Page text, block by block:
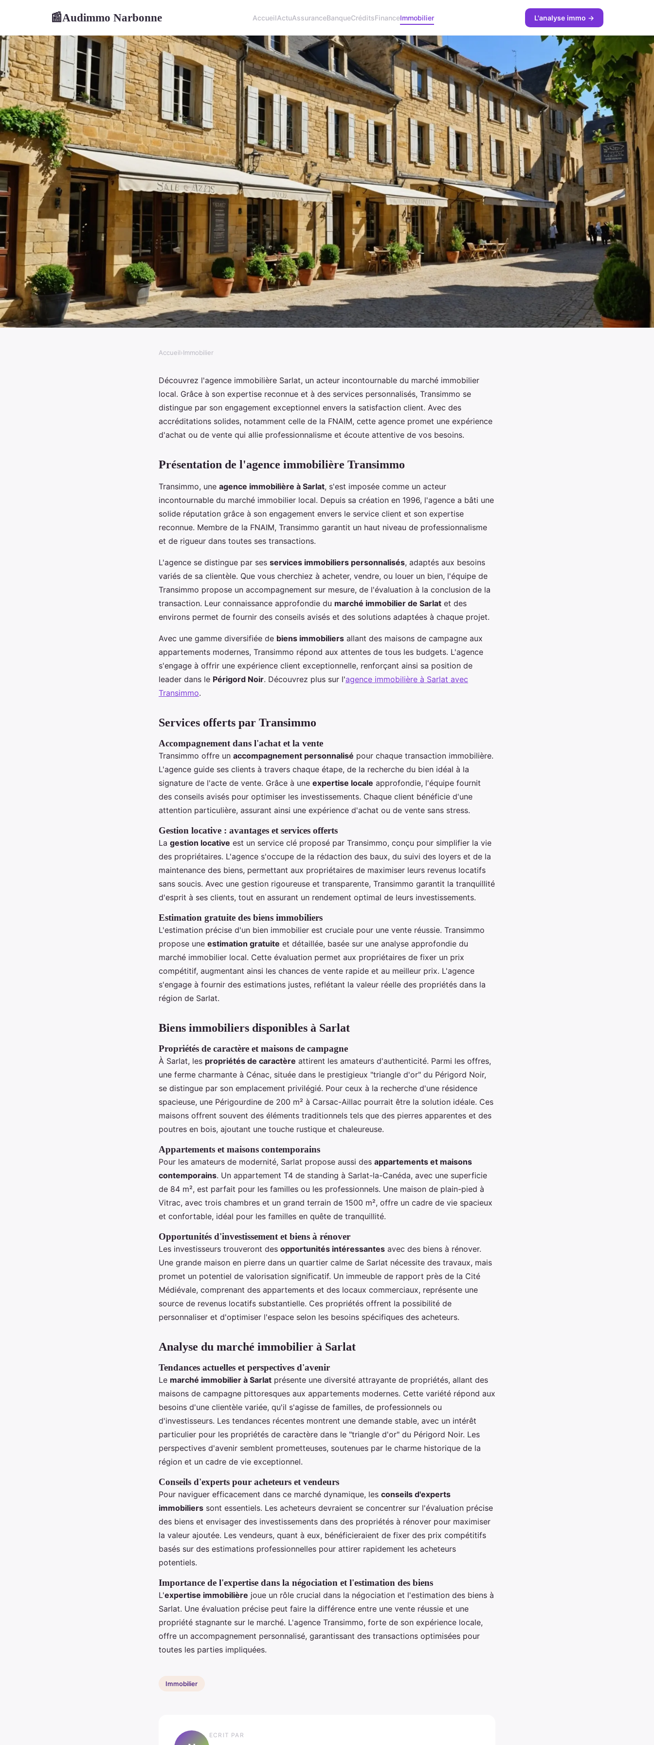
📰Audimmo Narbonne AccueilActuAssuranceBanqueCréditsFinanceImmobilier L'analyse immo →
Découvrez l'agence immobilière sarlat :
expertise et services personnalisés
Accueil›Immobilier
Découvrez l'agence immobilière Sarlat, un acteur incontournable du marché immobilier
local. Grâce à son expertise reconnue et à des services personnalisés, Transimmo se
distingue par son engagement exceptionnel envers la satisfaction client. Avec des
accréditations solides, notamment celle de la FNAIM, cette agence promet une expérience
d'achat ou de vente qui allie professionnalisme et écoute attentive de vos besoins.
Présentation de l'agence immobilière Transimmo
Transimmo, une agence immobilière à Sarlat, s'est imposée comme un acteur
incontournable du marché immobilier local. Depuis sa création en 1996, l'agence a bâti une
solide réputation grâce à son engagement envers le service client et son expertise
reconnue. Membre de la FNAIM, Transimmo garantit un haut niveau de professionnalisme
et de rigueur dans toutes ses transactions.
L'agence se distingue par ses services immobiliers personnalisés, adaptés aux besoins
variés de sa clientèle. Que vous cherchiez à acheter, vendre, ou louer un bien, l'équipe de
Transimmo propose un accompagnement sur mesure, de l'évaluation à la conclusion de la
transaction. Leur connaissance approfondie du marché immobilier de Sarlat et des
environs permet de fournir des conseils avisés et des solutions adaptées à chaque projet.
Avec une gamme diversifiée de biens immobiliers allant des maisons de campagne aux
appartements modernes, Transimmo répond aux attentes de tous les budgets. L'agence
s'engage à offrir une expérience client exceptionnelle, renforçant ainsi sa position de
leader dans le Périgord Noir. Découvrez plus sur l'agence immobilière à Sarlat avec
Transimmo.
Services offerts par Transimmo
Accompagnement dans l'achat et la vente
Transimmo offre un accompagnement personnalisé pour chaque transaction immobilière.
L'agence guide ses clients à travers chaque étape, de la recherche du bien idéal à la
signature de l'acte de vente. Grâce à une expertise locale approfondie, l'équipe fournit
des conseils avisés pour optimiser les investissements. Chaque client bénéficie d'une
attention particulière, assurant ainsi une expérience d'achat ou de vente sans stress.
Gestion locative : avantages et services offerts
La gestion locative est un service clé proposé par Transimmo, conçu pour simplifier la vie
des propriétaires. L'agence s'occupe de la rédaction des baux, du suivi des loyers et de la
maintenance des biens, permettant aux propriétaires de maximiser leurs revenus locatifs
sans soucis. Avec une gestion rigoureuse et transparente, Transimmo garantit la tranquillité
d'esprit à ses clients, tout en assurant un rendement optimal de leurs investissements.
Estimation gratuite des biens immobiliers
L'estimation précise d'un bien immobilier est cruciale pour une vente réussie. Transimmo
propose une estimation gratuite et détaillée, basée sur une analyse approfondie du
marché immobilier local. Cette évaluation permet aux propriétaires de fixer un prix
compétitif, augmentant ainsi les chances de vente rapide et au meilleur prix. L'agence
s'engage à fournir des estimations justes, reflétant la valeur réelle des propriétés dans la
région de Sarlat.
Biens immobiliers disponibles à Sarlat
Propriétés de caractère et maisons de campagne
À Sarlat, les propriétés de caractère attirent les amateurs d'authenticité. Parmi les offres,
une ferme charmante à Cénac, située dans le prestigieux "triangle d'or" du Périgord Noir,
se distingue par son emplacement privilégié. Pour ceux à la recherche d'une résidence
spacieuse, une Périgourdine de 200 m² à Carsac-Aillac pourrait être la solution idéale. Ces
maisons offrent souvent des éléments traditionnels tels que des pierres apparentes et des
poutres en bois, ajoutant une touche rustique et chaleureuse.
Appartements et maisons contemporains
Pour les amateurs de modernité, Sarlat propose aussi des appartements et maisons
contemporains. Un appartement T4 de standing à Sarlat-la-Canéda, avec une superficie
de 84 m², est parfait pour les familles ou les professionnels. Une maison de plain-pied à
Vitrac, avec trois chambres et un grand terrain de 1500 m², offre un cadre de vie spacieux
et confortable, idéal pour les familles en quête de tranquillité.
Opportunités d'investissement et biens à rénover
Les investisseurs trouveront des opportunités intéressantes avec des biens à rénover.
Une grande maison en pierre dans un quartier calme de Sarlat nécessite des travaux, mais
promet un potentiel de valorisation significatif. Un immeuble de rapport près de la Cité
Médiévale, comprenant des appartements et des locaux commerciaux, représente une
source de revenus locatifs substantielle. Ces propriétés offrent la possibilité de
personnaliser et d'optimiser l'espace selon les besoins spécifiques des acheteurs.
Analyse du marché immobilier à Sarlat
Tendances actuelles et perspectives d'avenir
Le marché immobilier à Sarlat présente une diversité attrayante de propriétés, allant des
maisons de campagne pittoresques aux appartements modernes. Cette variété répond aux
besoins d'une clientèle variée, qu'il s'agisse de familles, de professionnels ou
d'investisseurs. Les tendances récentes montrent une demande stable, avec un intérêt
particulier pour les propriétés de caractère dans le "triangle d'or" du Périgord Noir. Les
perspectives d'avenir semblent prometteuses, soutenues par le charme historique de la
région et un cadre de vie exceptionnel.
Conseils d'experts pour acheteurs et vendeurs
Pour naviguer efficacement dans ce marché dynamique, les conseils d'experts
immobiliers sont essentiels. Les acheteurs devraient se concentrer sur l'évaluation précise
des biens et envisager des investissements dans des propriétés à rénover pour maximiser
la valeur ajoutée. Les vendeurs, quant à eux, bénéficieraient de fixer des prix compétitifs
basés sur des estimations professionnelles pour attirer rapidement les acheteurs
potentiels.
Importance de l'expertise dans la négociation et l'estimation des biens
L'expertise immobilière joue un rôle crucial dans la négociation et l'estimation des biens à
Sarlat. Une évaluation précise peut faire la différence entre une vente réussie et une
propriété stagnante sur le marché. L'agence Transimmo, forte de son expérience locale,
offre un accompagnement personnalisé, garantissant des transactions optimisées pour
toutes les parties impliquées.
Immobilier
ECRIT PAR